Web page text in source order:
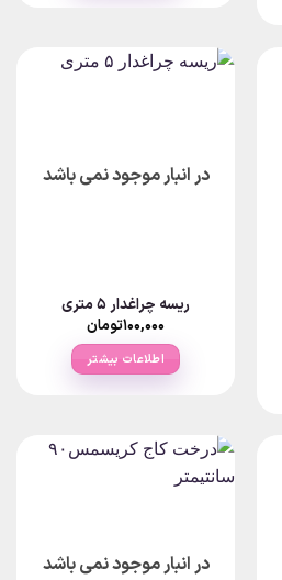
در انبار موجود نمی باشد
ریسه چراغدار ۵ متری
۱۰۰,۰۰۰تومان
اطلاعات بیشتر
در انبار موجود نمی باشد